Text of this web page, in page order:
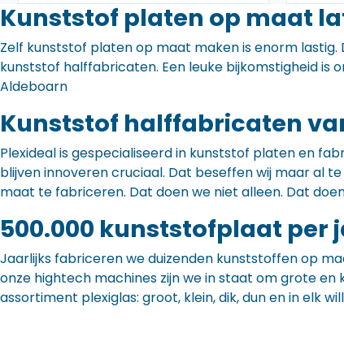
Kunststof platen op maat
Zelf kunststof platen op maat maken is enorm
kunststof halffabricaten. Een leuke bijkomstigheid is
Aldeboarn
Kunststof halffabricaten
Plexideal is gespecialiseerd in kunststof platen en
blijven innoveren cruciaal. Dat beseffen wij maar al
maat te fabriceren. Dat doen we niet alleen. Dat
500.000 kunststofplaat per
Jaarlijks fabriceren we duizenden kunststoffen op
onze hightech machines zijn we in staat om grote
assortiment plexiglas: groot, klein, dik, dun en in elk